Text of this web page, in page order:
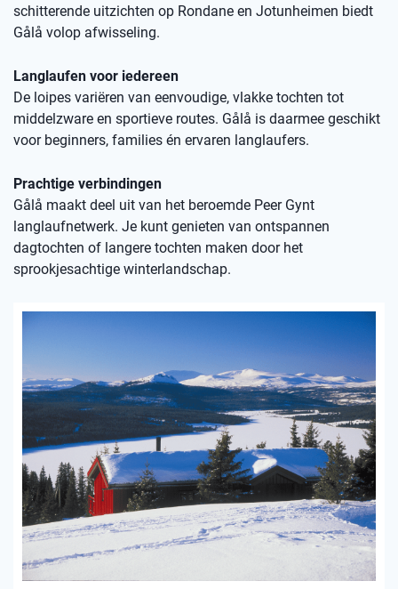
schitterende uitzichten op Rondane en Jotunheimen biedt
Gålå volop afwisseling.
Langlaufen voor iedereen
De loipes variëren van eenvoudige, vlakke tochten tot
middelzware en sportieve routes. Gålå is daarmee geschikt
voor beginners, families én ervaren langlaufers.
Prachtige verbindingen
Gålå maakt deel uit van het beroemde Peer Gynt
langlaufnetwerk. Je kunt genieten van ontspannen
dagtochten of langere tochten maken door het
sprookjesachtige winterlandschap.